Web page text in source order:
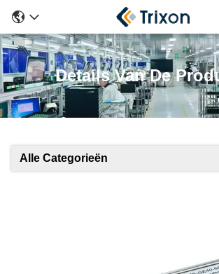
Details Van De
Alle Categorieën